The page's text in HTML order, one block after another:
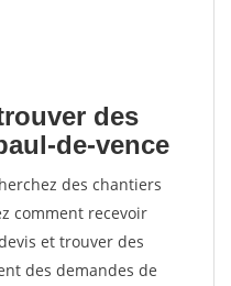
des
de-vence
des chantiers
comment recevoir
et trouver des
des demandes de